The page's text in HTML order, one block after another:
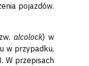
pojazdów.
alcolock) w
w przypadku,
W przepisach